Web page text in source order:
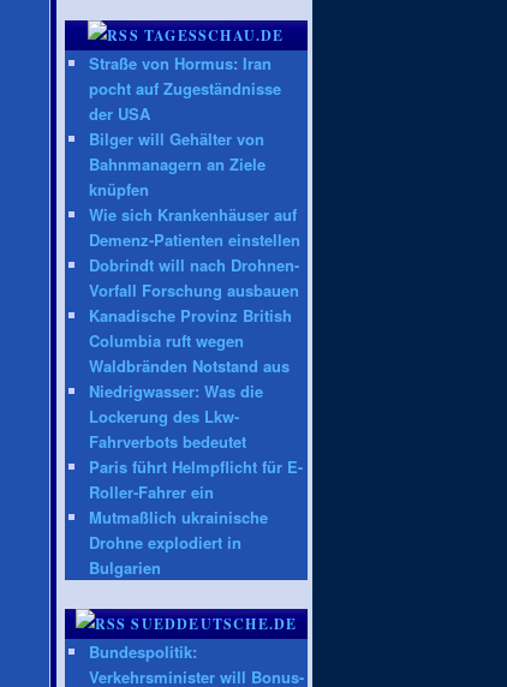
TAGESSCHAU.DE
Straße von Hormus: Iran
pocht auf Zugeständnisse
der USA
Bilger will Gehälter von
Bahnmanagern an Ziele
knüpfen
Wie sich Krankenhäuser auf
Demenz-Patienten einstellen
Dobrindt will nach Drohnen-
Vorfall Forschung ausbauen
Kanadische Provinz British
Columbia ruft wegen
Waldbränden Notstand aus
Niedrigwasser: Was die
Lockerung des Lkw-
Fahrverbots bedeutet
Paris führt Helmpflicht für E-
Roller-Fahrer ein
Mutmaßlich ukrainische
Drohne explodiert in
Bulgarien
SUEDDEUTSCHE.DE
Bundespolitik:
Verkehrsminister will Bonus-